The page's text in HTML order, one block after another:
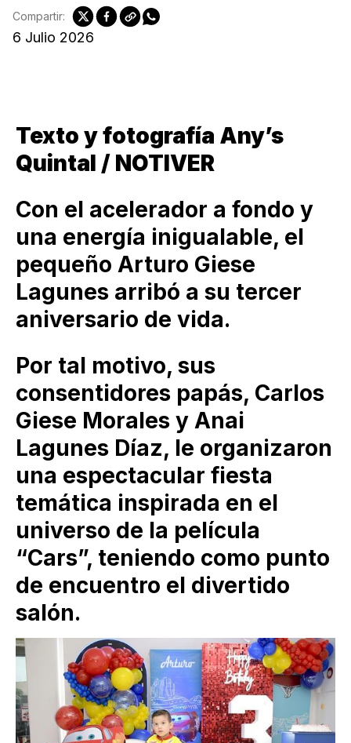
6 Julio 2026
Compartir:
Texto y fotografía Any’s
Quintal / NOTIVER
Con el acelerador a fondo y
una energía inigualable, el
pequeño Arturo Giese
Lagunes arribó a su tercer
aniversario de vida.
Por tal motivo, sus
consentidores papás, Carlos
Giese Morales y Anai
Lagunes Díaz, le organizaron
una espectacular fiesta
temática inspirada en el
universo de la película
“Cars”, teniendo como punto
de encuentro el divertido
salón.